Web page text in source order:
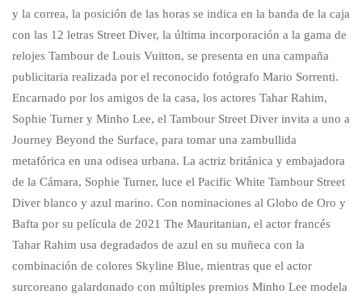
y la correa, la posición de las horas se indica en la banda de la caja
con las 12 letras Street Diver, la última incorporación a la gama de
relojes Tambour de Louis Vuitton, se presenta en una campaña
publicitaria realizada por el reconocido fotógrafo Mario Sorrenti.
Encarnado por los amigos de la casa, los actores Tahar Rahim,
Sophie Turner y Minho Lee, el Tambour Street Diver invita a uno a
Journey Beyond the Surface, para tomar una zambullida
metafórica en una odisea urbana. La actriz británica y embajadora
de la Cámara, Sophie Turner, luce el Pacific White Tambour Street
Diver blanco y azul marino. Con nominaciones al Globo de Oro y
Bafta por su película de 2021 The Mauritanian, el actor francés
Tahar Rahim usa degradados de azul en su muñeca con la
combinación de colores Skyline Blue, mientras que el actor
surcoreano galardonado con múltiples premios Minho Lee modela